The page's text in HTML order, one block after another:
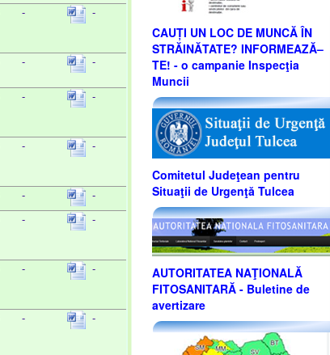
- -
- -
- -
- -
-
-
- -
- -
- -
CAUȚI UN LOC DE MUNCĂ ÎN
STRĂINĂTATE? INFORMEAZĂ–
TE! - o campanie Inspecţia
Muncii
Comitetul Judeţean pentru
Situaţii de Urgenţă Tulcea
AUTORITATEA NAŢIONALĂ
FITOSANITARĂ - Buletine de
avertizare